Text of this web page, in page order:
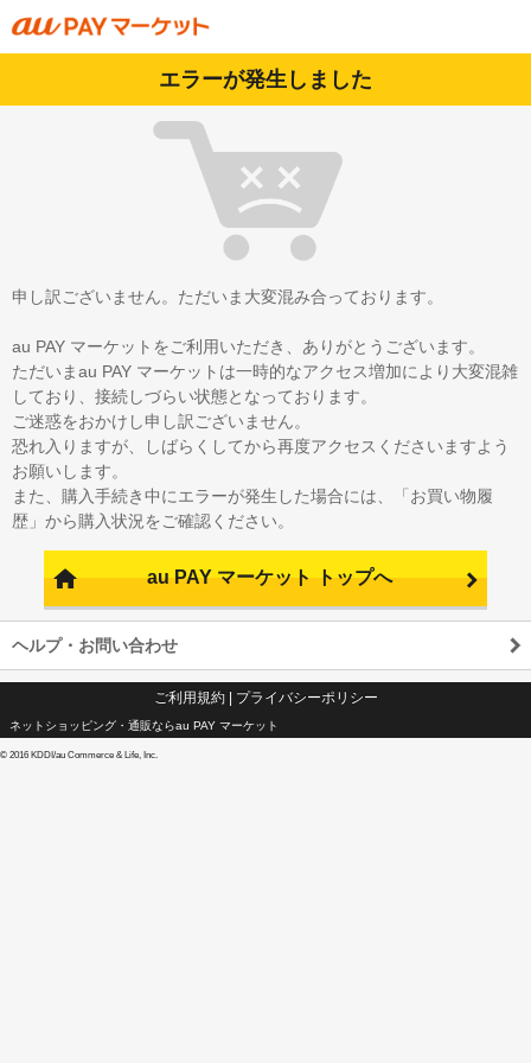
エラーが発生しました
申し訳ございません。ただいま大変混み合っております。
au PAY マーケットをご利用いただき、ありがとうございます。
ただいまau PAY マーケットは一時的なアクセス増加により大変混雑
しており、接続しづらい状態となっております。
ご迷惑をおかけし申し訳ございません。
恐れ入りますが、しばらくしてから再度アクセスくださいますよう
お願いします。
また、購入手続き中にエラーが発生した場合には、「お買い物履
歴」から購入状況をご確認ください。
au PAY マーケット トップへ
ヘルプ・お問い合わせ
ご利用規約| プライバシーポリシー
ネットショッピング・通販ならau PAY マーケット
© 2016 KDDI/au Commerce & Life, Inc.